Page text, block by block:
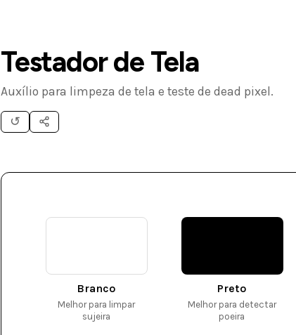
Testador de Tela
Auxílio para limpeza de tela e teste de dead pixel.
↺
Branco
Melhor para limpar
sujeira
Preto
Melhor para detectar
poeira